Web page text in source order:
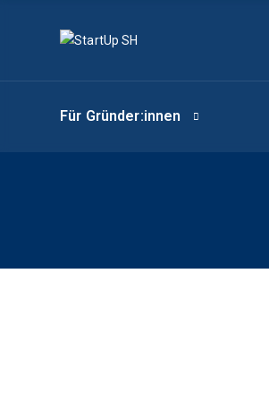
Für Gründer:innen